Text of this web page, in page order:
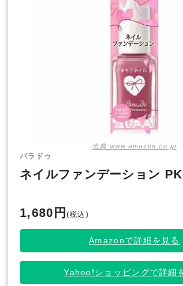
出典:www.amazon.co.jp
パラドゥ
ネイルファンデーション
1,680円 (税込)
Amazonで詳細を見る
Yahoo!ショッピングで詳細